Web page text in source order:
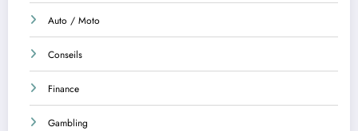
Auto / Moto
Conseils
Finance
Gambling